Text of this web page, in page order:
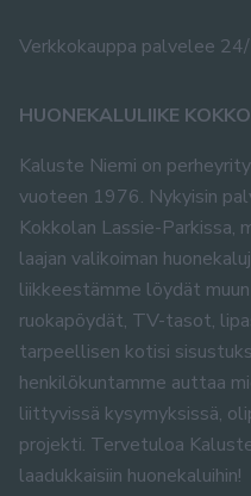
Verkkokauppa palvelee
HUONEKALULIIKE
Kaluste Niemi on
vuoteen 1976. Nykyisin
Kokkolan Lassie-Parkissa,
laajan valikoiman
liikkeestämme löydät
ruokapöydät, TV-tasot,
tarpeellisen kotisi
henkilökuntamme auttaa
liittyvissä kysymyksissä,
projekti. Tervetuloa
laadukkaisiin huonekaluihin!